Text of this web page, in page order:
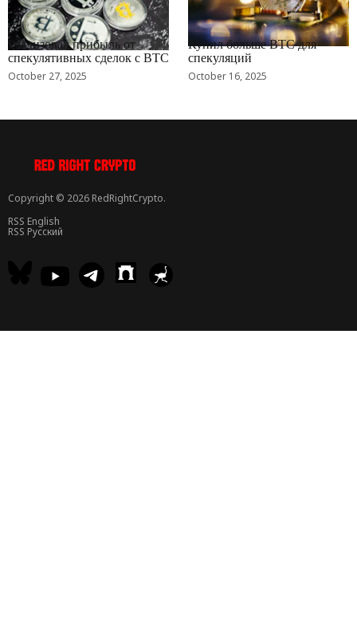
RRCNEWS_RU
Реализовал прибыль от
спекулятивных сделок с BTC
October 27, 2025
RRCNEWS_RU
Купил больше BTC для
спекуляций
October 16, 2025
Copyright © 2026 RedRightCrypto.
RSS English
RSS Русский